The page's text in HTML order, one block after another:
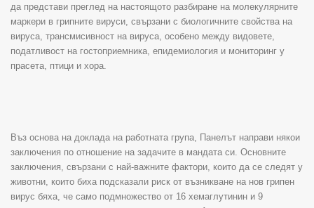
да представи преглед на настоящото разбиране на молекулярните
маркери в грипните вируси, свързани с биологичните свойства на
вируса, трансмисивност на вируса, особено между видовете,
податливост на гостоприемника, епидемиология и мониторинг у
прасета, птици и хора.
Въз основа на доклада на работната група, Панелът направи някои
заключения по отношение на задачите в мандата си. Основните
заключения, свързани с най-важните фактори, които да се следят у
животни, които биха подсказали риск от възникване на нов грипен
вирус бяха, че само подмножество от 16 хемаглутинин и 9